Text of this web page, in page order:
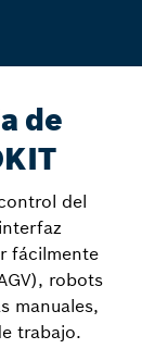
de
del
fácilmente
robots
manuales,
trabajo.